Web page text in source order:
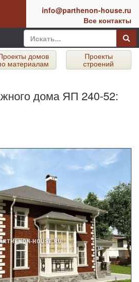
info@parthenon-house.ru
Все контакты
домов
материалам
Проекты
строений
дома ЯП 240-52: